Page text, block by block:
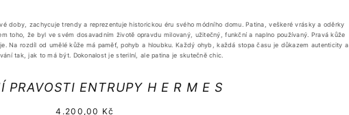
doby, zachycuje trendy a reprezentuje historickou éru svého módního domu. Patina, veškeré vrásky a oděrky
toho, že byl ve svém dosavadním životě opravdu milovaný, užitečný, funkční a naplno používaný. Pravá kůže
Na rozdíl od umělé kůže má paměť, pohyb a hloubku. Každý ohyb, každá stopa času je důkazem autenticity a
tak, jak to má být. Dokonalost je sterilní, ale patina je skutečně chic.
PRAVOSTI ENTRUPY H E R M E S
Běžná
4.200,00 Kč